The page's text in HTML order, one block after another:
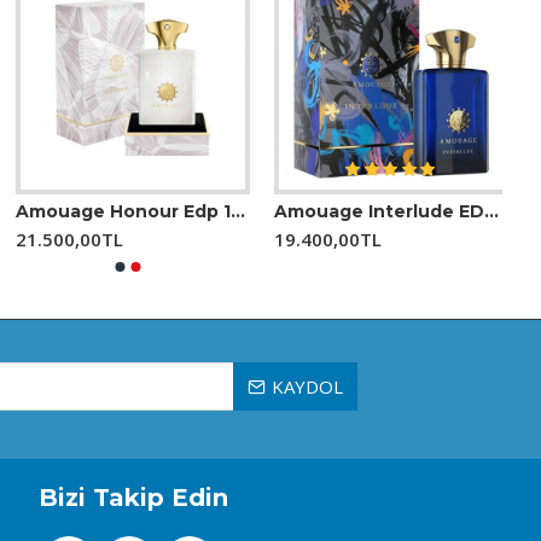
gelir.
bu eşsiz karışımı, kalıcı ve akılda kalan bir
Amouage Honour Edp 100 Ml Erkek Parfüm
21.500,00TL
Amouage Interlude EDP 100 Ml Erkek Parfüm
19.400,00TL
KAYDOL
Bizi Takip Edin